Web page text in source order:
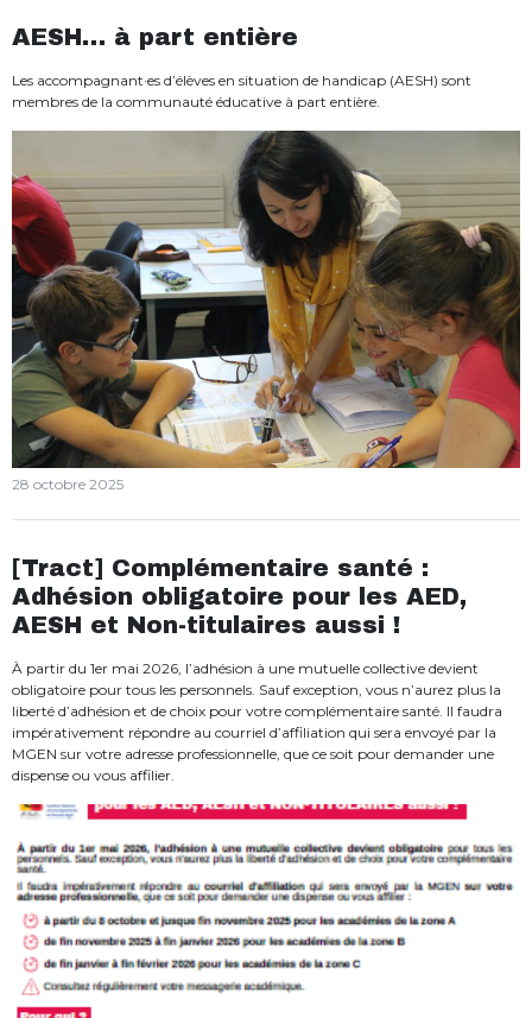
AESH… à part entière
Les accompagnant·es d’élèves en situation de handicap (AESH) sont
membres de la communauté éducative à part entière.
28 octobre 2025
[Tract] Complémentaire santé :
Adhésion obligatoire pour les AED,
AESH et Non-titulaires aussi !
À partir du 1er mai 2026, l’adhésion à une mutuelle collective devient
obligatoire pour tous les personnels. Sauf exception, vous n’aurez plus la
liberté d’adhésion et de choix pour votre complémentaire santé. Il faudra
impérativement répondre au courriel d’affiliation qui sera envoyé par la
MGEN sur votre adresse professionnelle, que ce soit pour demander une
dispense ou vous affilier.